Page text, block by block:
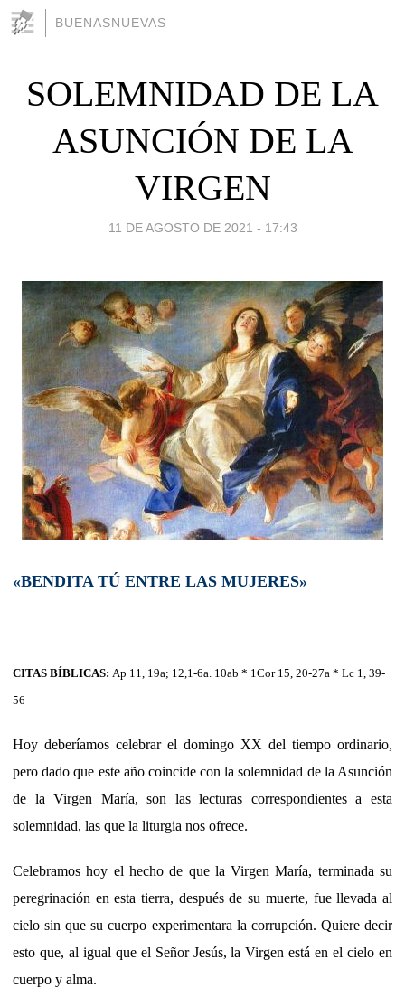
BUENASNUEVAS
SOLEMNIDAD DE LA
ASUNCIÓN DE LA
VIRGEN
11 DE AGOSTO DE 2021 - 17:43
«BENDITA TÚ ENTRE LAS MUJERES»
CITAS BÍBLICAS: Ap 11, 19a; 12,1-6a. 10ab * 1Cor 15, 20-27a * Lc 1, 39-
56
Hoy deberíamos celebrar el domingo XX del tiempo ordinario,
pero dado que este año coincide con la solemnidad de la Asunción
de la Virgen María, son las lecturas correspondientes a esta
solemnidad, las que la liturgia nos ofrece.
Celebramos hoy el hecho de que la Virgen María, terminada su
peregrinación en esta tierra, después de su muerte, fue llevada al
cielo sin que su cuerpo experimentara la corrupción. Quiere decir
esto que, al igual que el Señor Jesús, la Virgen está en el cielo en
cuerpo y alma.